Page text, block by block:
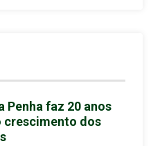
Penha faz 20 anos
crescimento dos